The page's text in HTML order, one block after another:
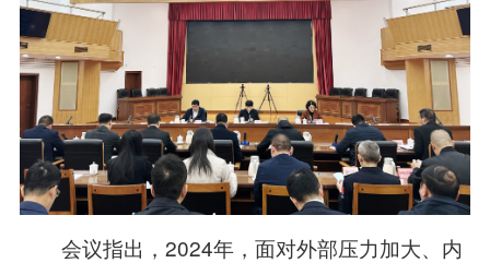
会议指出，2024年，面对外部压力加大、内